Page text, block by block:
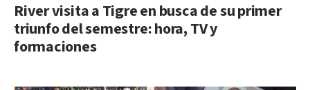
River visita a Tigre en busca de su primer
triunfo del semestre: hora, TV y
formaciones